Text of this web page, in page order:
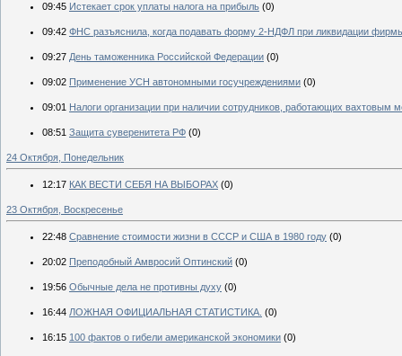
09:45 Истекает срок уплаты налога на прибыль (0)
09:42 ФНС разъяснила, когда подавать форму 2-НДФЛ при ликвидации
09:27 День таможенника Российской Федерации (0)
09:02 Применение УСН автономными госучреждениями (0)
09:01 Налоги организации при наличии сотрудников, работающих вахтовым
08:51 Защита суверенитета РФ (0)
24 Октября, Понедельник
12:17 КАК ВЕСТИ СЕБЯ НА ВЫБОРАХ (0)
23 Октября, Воскресенье
22:48 Сравнение стоимости жизни в СССР и США в 1980 году (0)
20:02 Преподобный Амвросий Оптинский (0)
19:56 Обычные дела не противны духу (0)
16:44 ЛОЖНАЯ ОФИЦИАЛЬНАЯ СТАТИСТИКА. (0)
16:15 100 фактов о гибели американской экономики (0)